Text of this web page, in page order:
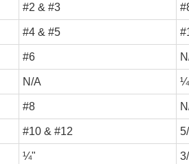
#2 & #3
#4 & #5
#6
N/A
#8
#10 & #12
¼"